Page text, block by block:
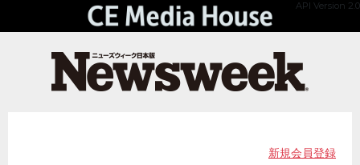
API Version 2.0
新規会員登録